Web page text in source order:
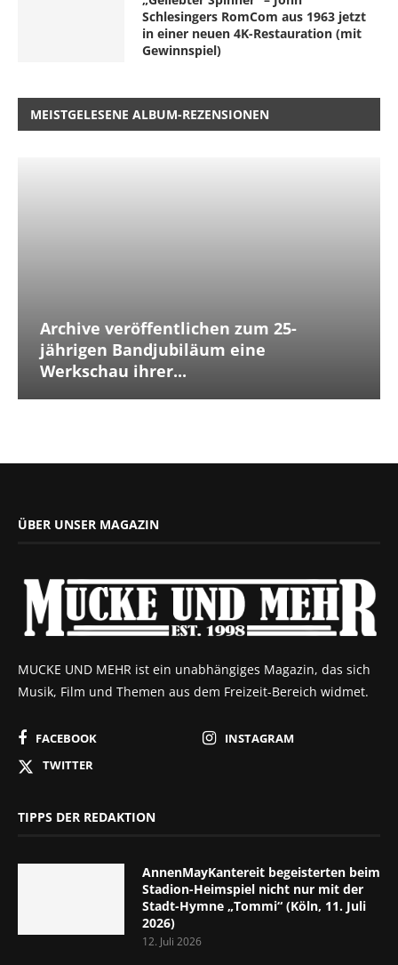
Schlesingers RomCom aus 1963 jetzt
in einer neuen 4K-Restauration (mit
Gewinnspiel)
MEISTGELESENE ALBUM-REZENSIONEN
Archive veröffentlichen zum 25-
jährigen Bandjubiläum eine
Werkschau ihrer...
ÜBER UNSER MAGAZIN
MUCKE UND MEHR ist ein unabhängiges Magazin, das sich
Musik, Film und Themen aus dem Freizeit-Bereich widmet.
FACEBOOK
INSTAGRAM
TWITTER
TIPPS DER REDAKTION
AnnenMayKantereit begeisterten beim
Stadion-Heimspiel nicht nur mit der
Stadt-Hymne „Tommi“ (Köln, 11. Juli
2026)
12. Juli 2026